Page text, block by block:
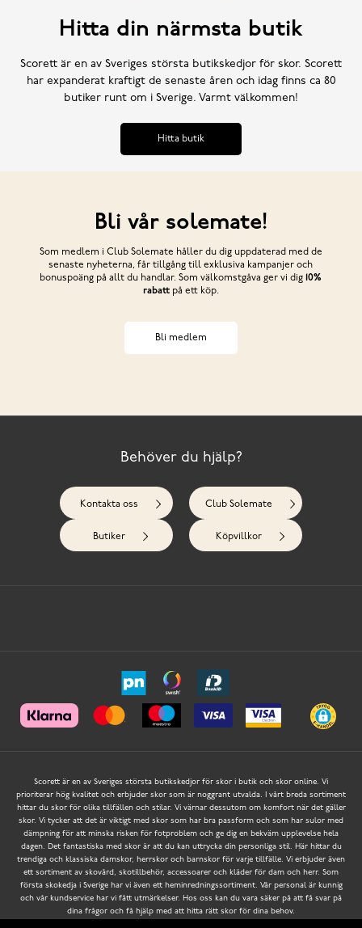
Hitta din närmsta butik
Scorett är en av Sveriges största butikskedjor för skor. Scorett
har expanderat kraftigt de senaste åren och idag finns ca 80
butiker runt om i Sverige. Varmt välkommen!
Hitta butik
Bli vår solemate!
Som medlem i Club Solemate håller du dig uppdaterad med de
senaste nyheterna, får tillgång till exklusiva kampanjer och
bonuspoäng på allt du handlar. Som välkomstgåva ger vi dig 10%
rabattpå ett köp.
Bli medlem
Behöver du hjälp?
Kontakta oss Club Solemate
Butiker Köpvillkor
Scorett är en av Sveriges största butikskedjor för skor i butik och skor online. Vi
prioriterar hög kvalitet och erbjuder skor som är noggrant utvalda. I vårt breda sortiment
hittar du skor för olika tillfällen och stilar. Vi värnar dessutom om komfort när det gäller
skor. Vi tycker att det är viktigt med skor som har bra passform och som har sulor med
dämpning för att minska risken för fotproblem och ge dig en bekväm upplevelse hela
dagen. Det fantastiska med skor är att du kan uttrycka din personliga stil. Här hittar du
trendiga och klassiska damskor, herrskor och barnskor för varje tillfälle. Vi erbjuder även
ett sortiment av skovård, skotillbehör, accessoarer och kläder för dam och herr. Som
första skokedja i Sverige har vi även ett heminredningssortiment. Vår personal är kunnig
och vår kundservice har vi fått utmärkelser. Hos oss kan du vara säker på att få svar på
dina frågor och få hjälp med att hitta rätt skor för dina behov.